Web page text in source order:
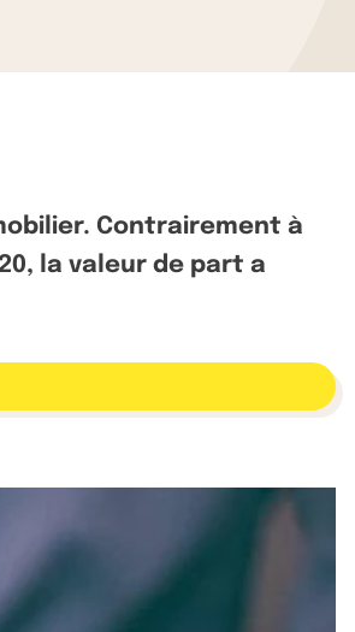
Contrairement à
la valeur de part a